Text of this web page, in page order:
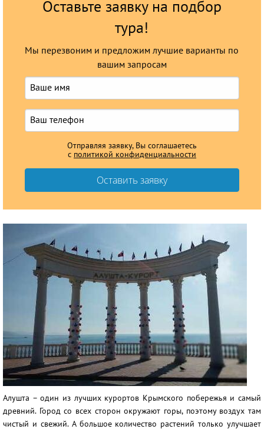
Оставьте заявку на подбор
тура!
Мы перезвоним и предложим лучшие варианты по
вашим запросам
Отправляя заявку, Вы соглашаетесь
с политикой конфиденциальности
Алушта – один из лучших курортов Крымского побережья и самый
древний. Город со всех сторон окружают горы, поэтому воздух там
чистый и свежий. А большое количество растений только улучшает